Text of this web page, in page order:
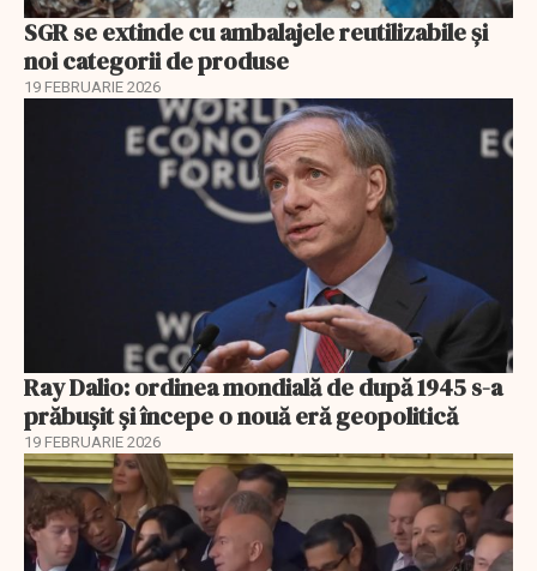
SGR se extinde cu ambalajele reutilizabile și
noi categorii de produse
19 FEBRUARIE 2026
Ray Dalio: ordinea mondială de după 1945 s-a
prăbușit și începe o nouă eră geopolitică
19 FEBRUARIE 2026